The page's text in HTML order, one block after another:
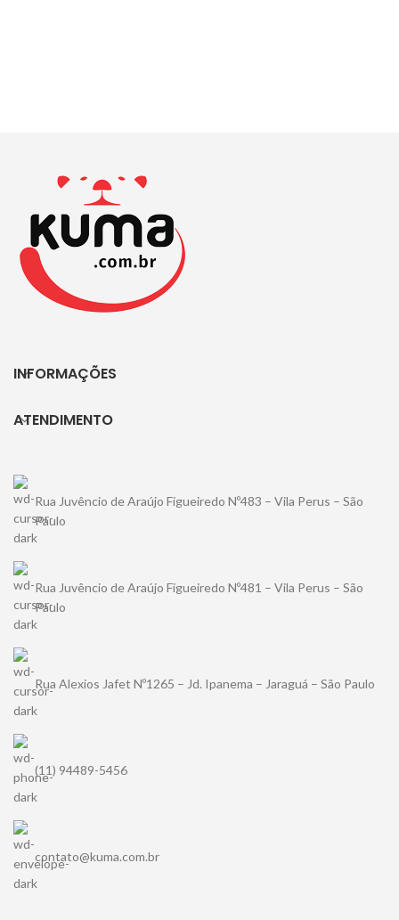
INFORMAÇÕES
ATENDIMENTO
Rua Juvêncio de Araújo Figueiredo Nº483 – Vila Perus – São
Paulo
Rua Juvêncio de Araújo Figueiredo Nº481 – Vila Perus – São
Paulo
Rua Alexios Jafet Nº1265 – Jd. Ipanema – Jaraguá – São Paulo
(11) 94489-5456
contato@kuma.com.br